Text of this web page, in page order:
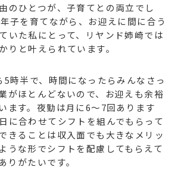
のひとつが、子育てとの両立でし
子を育てながら、お迎えに間に合う
いた私にとって、リヤンド姉崎では
りと叶えられています。
5時半で、時間になったらみんなさっ
がほとんどないので、お迎えも余裕
ます。夜勤は月に6〜7回あります
に合わせてシフトを組んでもらって
きることは収入面でも大きなメリッ
うな形でシフトを配慮してもらえて
りがたいです。